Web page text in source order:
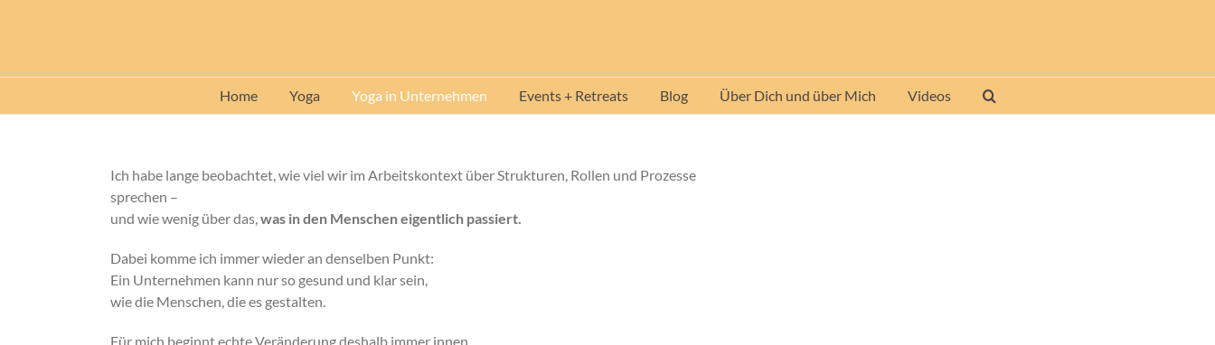
Home Yoga Yoga in Unternehmen Events + Retreats Blog Über Dich und über Mich Videos
Ich habe lange beobachtet, wie viel wir im Arbeitskontext über Strukturen, Rollen und Prozesse
sprechen –
und wie wenig über das,was in den Menschen eigentlich passiert.
Dabei komme ich immer wieder an denselben Punkt:
Ein Unternehmen kann nur so gesund und klar sein,
wie die Menschen, die es gestalten.
Für mich beginnt echte Veränderung deshalb immer innen.